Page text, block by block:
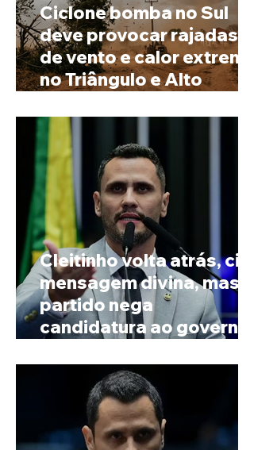
Ciclone bomba no Sul
deve provocar rajadas
de vento e calor extremo
no Triângulo e Alto
Cleitinho volta atrás, cita
mensagem divina, mas
partido nega
candidatura ao governo